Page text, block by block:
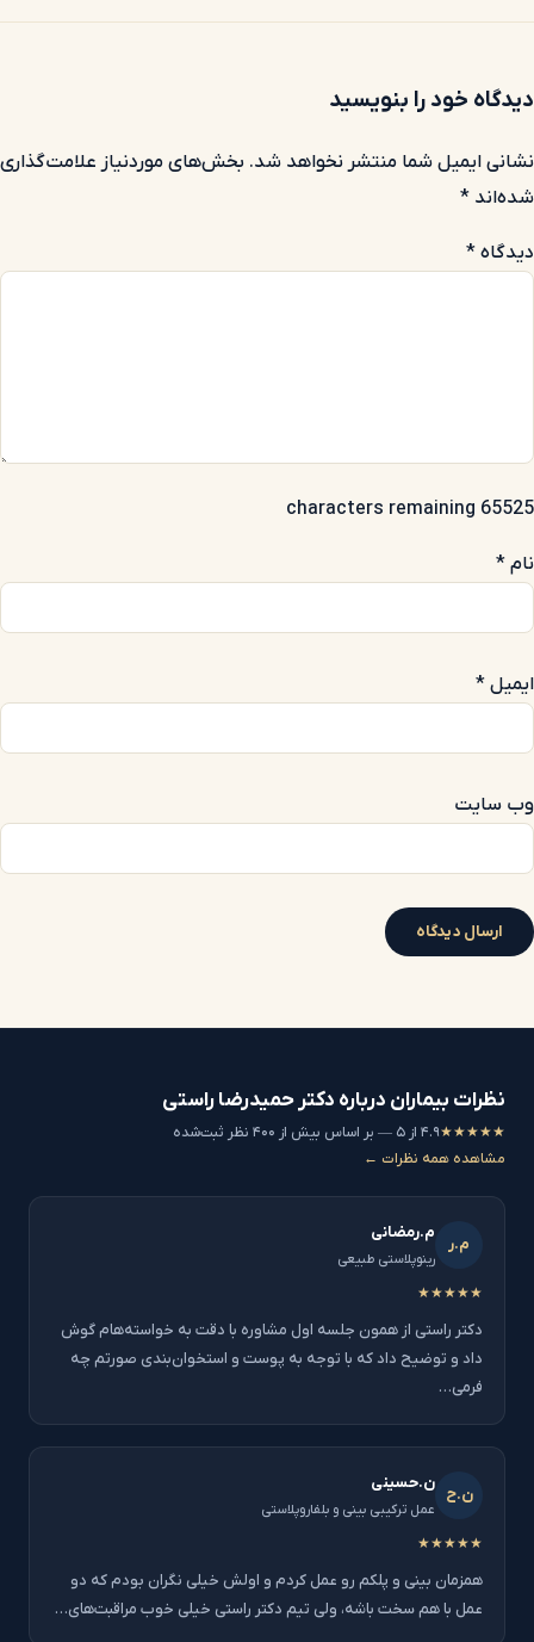
دیدگاه خود را بنویسید
نشانی ایمیل شما منتشر نخواهد شد. بخش‌های موردنیاز علامت‌گذاری
شده‌اند *
دیدگاه *
65525 characters remaining
نام *
ایمیل *
وب‌ سایت
نظرات بیماران درباره دکتر حمیدرضا راستی
★★★★★۴.۹ از ۵ — بر اساس بیش از ۴۰۰ نظر ثبت‌شده
مشاهده همه نظرات ←
م.ر
م.رمضانی
رینوپلاستی طبیعی
★★★★★
دکتر راستی از همون جلسه اول مشاوره با دقت به خواسته‌هام گوش
داد و توضیح داد که با توجه به پوست و استخوان‌بندی صورتم چه
فرمی…
ن.ح
ن.حسینی
عمل ترکیبی بینی و بلفاروپلاستی
★★★★★
همزمان بینی و پلکم رو عمل کردم و اولش خیلی نگران بودم که دو
عمل با هم سخت باشه، ولی تیم دکتر راستی خیلی خوب مراقبت‌های…